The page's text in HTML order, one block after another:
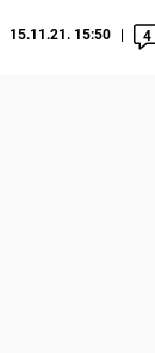
15.11.21. 15:50 4